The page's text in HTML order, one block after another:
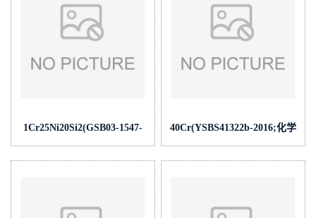
1Cr25Ni20Si2(GSB03-1547-
2003;化学成
份:C/Si/Mn/P/S/Cr/Ni/Mo/V/Cu/Ti/N/Sn/As/Co/W/Alt)
40Cr(YSBS41322b-2016;化学
成
份:C/Si/Mn/P/S/Cr/Ni/Mo/V/Cu/